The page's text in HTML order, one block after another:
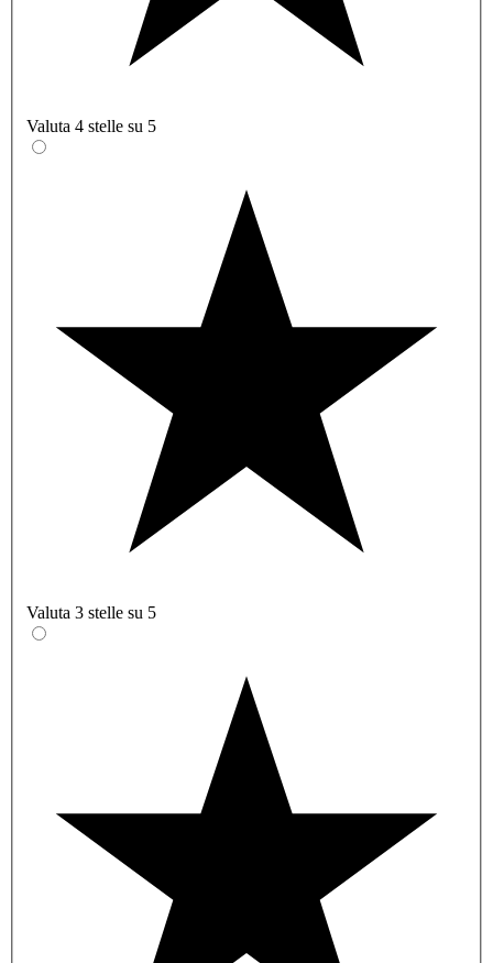
Valuta 4 stelle su 5
Valuta 3 stelle su 5